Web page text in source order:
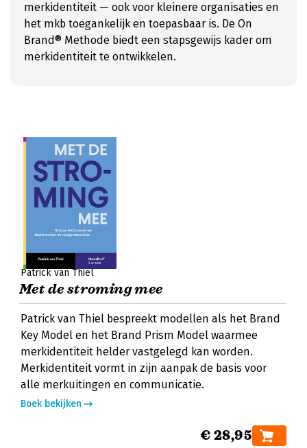
merkidentiteit — ook voor kleinere organisaties en
het mkb toegankelijk en toepasbaar is. De On
Brand® Methode biedt een stapsgewijs kader om
merkidentiteit te ontwikkelen.
Patrick van Thiel
Met de stroming mee
Patrick van Thiel bespreekt modellen als het Brand
Key Model en het Brand Prism Model waarmee
merkidentiteit helder vastgelegd kan worden.
Merkidentiteit vormt in zijn aanpak de basis voor
alle merkuitingen en communicatie.
Boek bekijken
€ 28,95